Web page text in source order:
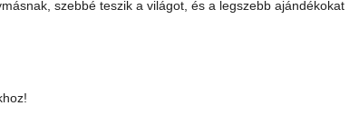
szebbé teszik a világot, és a legszebb ajándékokat